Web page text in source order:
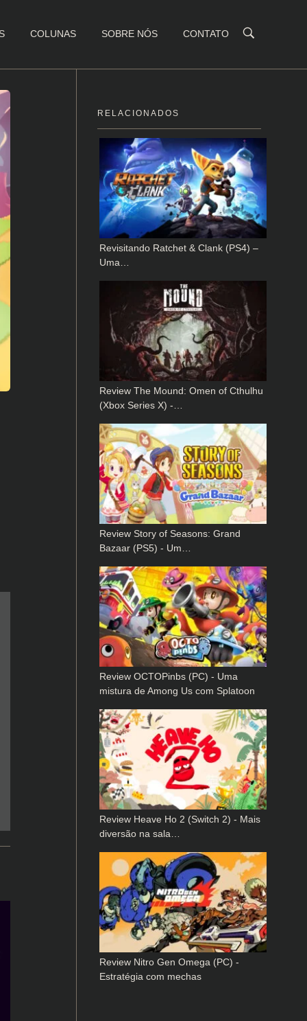
COLUNAS SOBRE NÓS CONTATO
RELACIONADOS
Revisitando Ratchet & Clank (PS4) –
Uma…
Review The Mound: Omen of Cthulhu
(Xbox Series X) -…
Review Story of Seasons: Grand
Bazaar (PS5) - Um…
Review OCTOPinbs (PC) - Uma
mistura de Among Us com Splatoon
Review Heave Ho 2 (Switch 2) - Mais
diversão na sala…
Review Nitro Gen Omega (PC) -
Estratégia com mechas